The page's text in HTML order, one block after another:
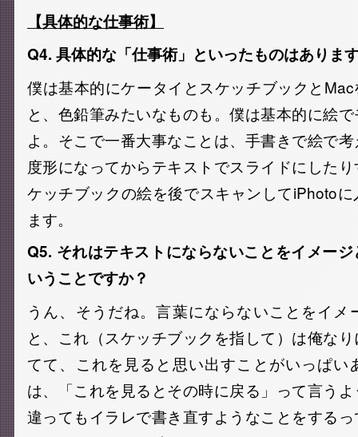
【具体的な仕事術】
Q4. 具体的な「仕事術」といったものはありま
僕は基本的にケータイとスケッチブックと
と、色鉛筆みたいなものも。僕は基本的に絵
よ。そこで一番大事なことは、手書きで絵で
度形になってからテキストでスライドにした
ケッチブックの絵を後でスキャンしてiPhoto
ます。
Q5. それはテキストにならないことをイメー
いうことですか？
うん、そうだね。言葉にならないことをイメ
と、これ（スケッチブックを指して）は俺な
てて、これを見ると思い出すことがいっぱい
は、「これを見るとその時に戻る」って言う
違ってもイラレで書き直すようなことをする